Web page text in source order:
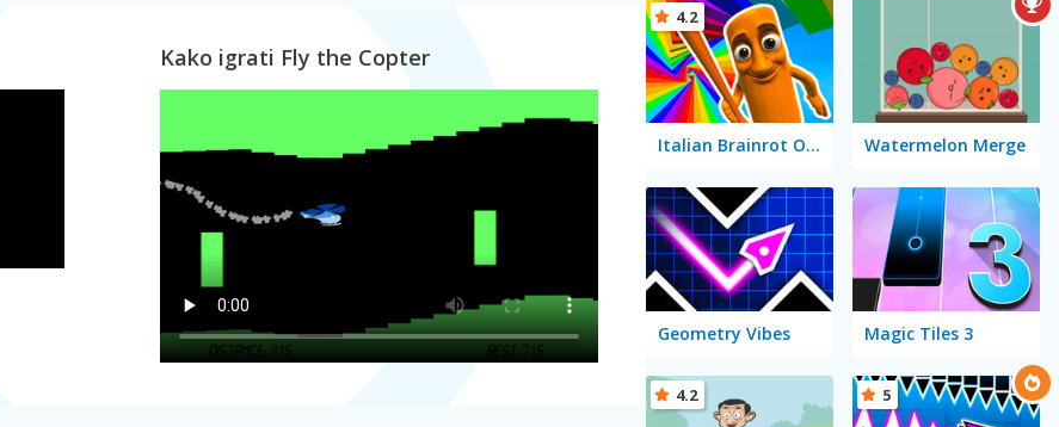
Kako igrati Fly the Copter
Italian Brainrot Obby Parkour
4.2
Watermelon Merge
Geometry Vibes Magic Tiles 3
4.2 5